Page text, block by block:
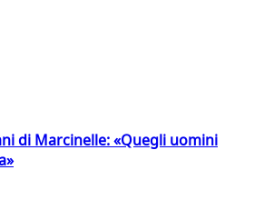
di Marcinelle: «Quegli uomini